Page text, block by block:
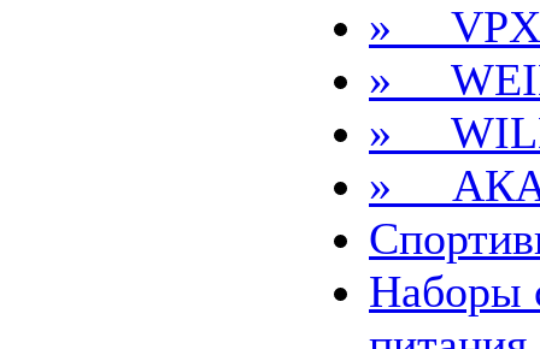
» VPX
»
»
»
Наборы